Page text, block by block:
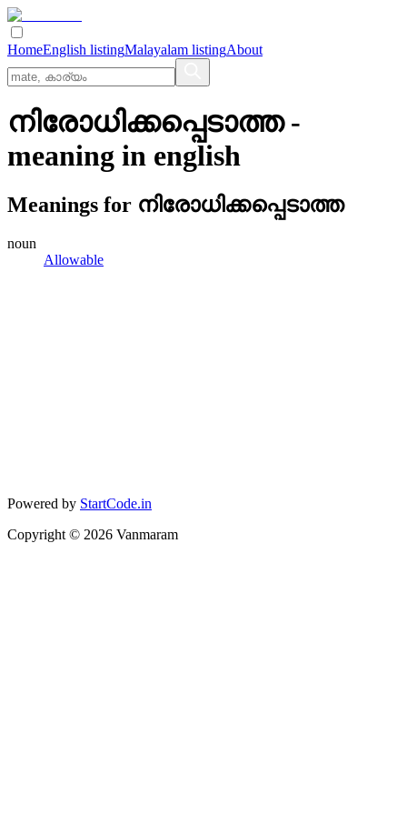
HomeEnglish listingMalayalam listingAbout
നിരോധിക്കപ്പെടാത്ത-
meaning in english
Meanings for നിരോധിക്കപ്പെടാത്ത
noun
Allowable
Powered by StartCode.in
Copyright © 2026 Vanmaram